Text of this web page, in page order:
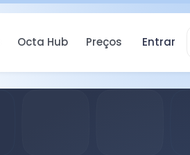
Entrar
Octa Hub Preços